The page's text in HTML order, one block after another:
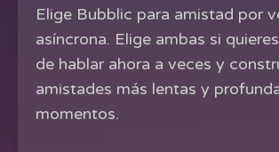
Elige Bubblic para amistad por
asíncrona. Elige ambas si
de hablar ahora a veces y
amistades más lentas y
momentos.